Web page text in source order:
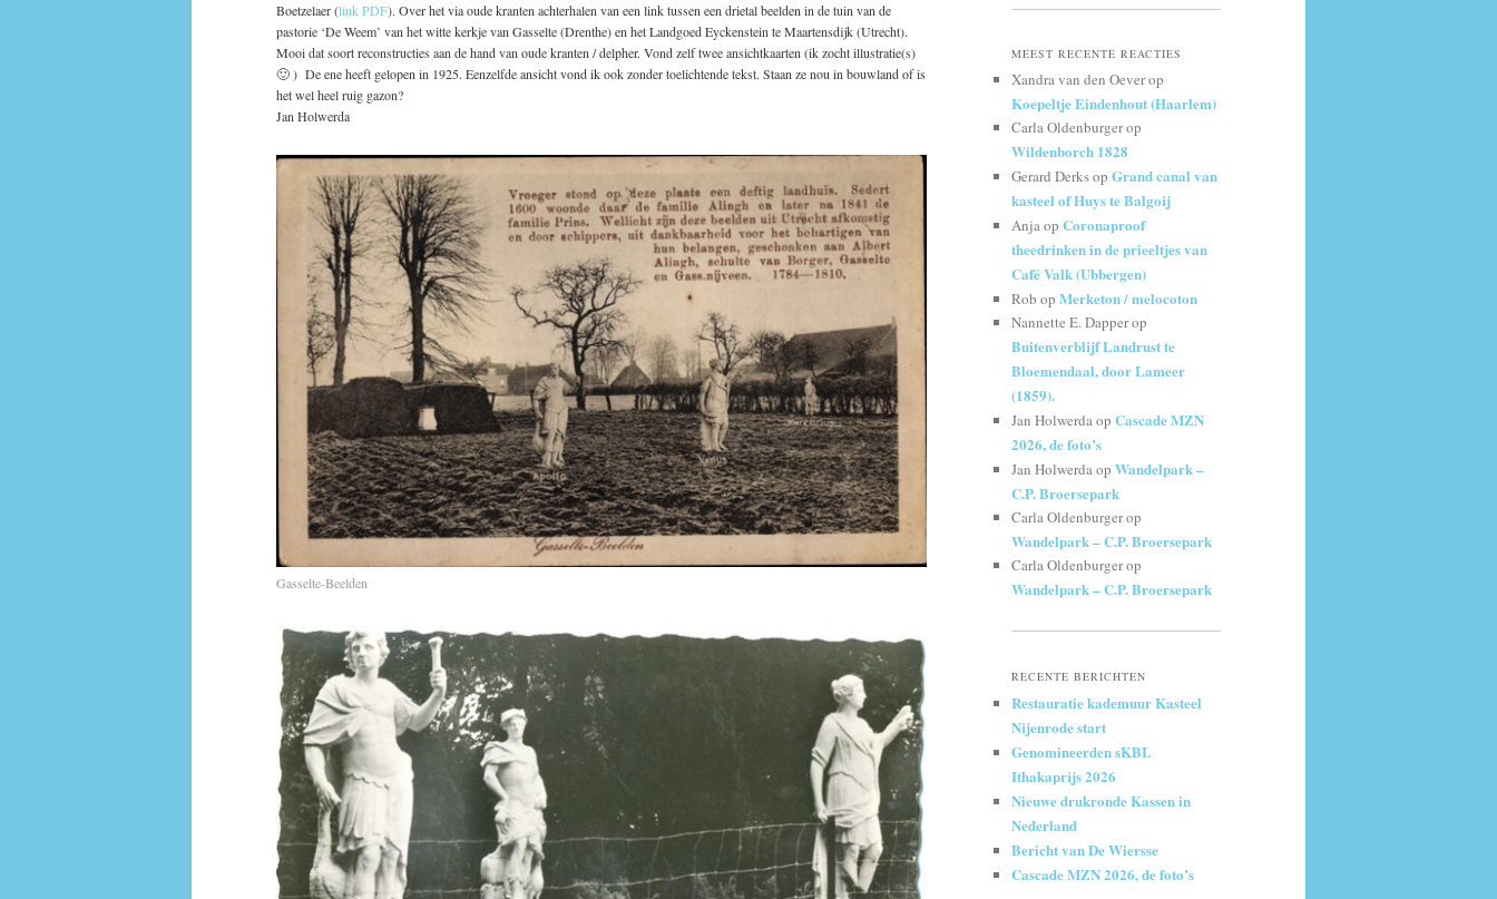
Boetzelaer (link PDF). Over het via oude kranten achterhalen van een link tussen een drietal beelden in de tuin van de
pastorie ‘De Weem’ van het witte kerkje van Gasselte (Drenthe) en het Landgoed Eyckenstein te Maartensdijk (Utrecht).
Mooi dat soort reconstructies aan de hand van oude kranten / delpher. Vond zelf twee ansichtkaarten (ik zocht illustratie(s)
🙂 ) De ene heeft gelopen in 1925. Eenzelfde ansicht vond ik ook zonder toelichtende tekst. Staan ze nou in bouwland of is
het wel heel ruig gazon?
Jan Holwerda
Gasselte-Beelden
MEEST RECENTE REACTIES
Xandra van den Oeverop
Koepeltje Eindenhout (Haarlem)
Carla Oldenburgerop
Wildenborch 1828
Gerard Derksop Grand canal van
kasteel of Huys te Balgoij
Anjaop Coronaproof
theedrinken in de prieeltjes van
Café Valk (Ubbergen)
Rob op Merketon / melocoton
Nannette E. Dapperop
Buitenverblijf Landrust te
Bloemendaal, door Lameer
(1859).
Jan Holwerdaop Cascade MZN
2026, de foto’s
Jan Holwerdaop Wandelpark –
C.P. Broersepark
Carla Oldenburgerop
Wandelpark – C.P. Broersepark
Carla Oldenburgerop
Wandelpark – C.P. Broersepark
RECENTE BERICHTEN
Restauratie kademuur Kasteel
Nijenrode start
Genomineerden sKBL
Ithakaprijs 2026
Nieuwe drukronde Kassen in
Nederland
Bericht van De Wiersse
Cascade MZN 2026, de foto’s